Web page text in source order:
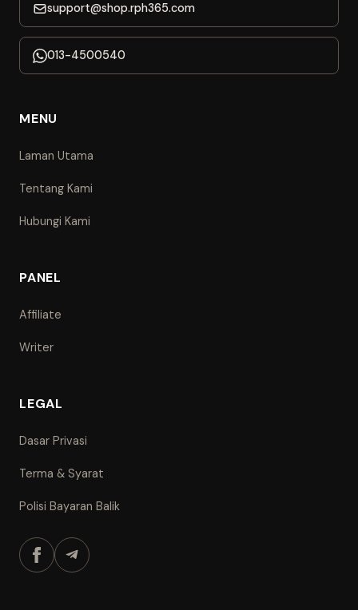
support@shop.rph365.com
013-4500540
MENU
Laman Utama
Tentang Kami
Hubungi Kami
PANEL
Affiliate
Writer
LEGAL
Dasar Privasi
Terma & Syarat
Polisi Bayaran Balik